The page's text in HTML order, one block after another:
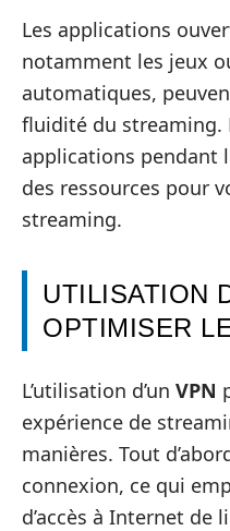
Les applications
notamment les jeux
automatiques,
fluidité du streaming.
applications pendant
des ressources pour
streaming.
UTILISATION
OPTIMISER
L’utilisation d’un VPN
expérience de
manières. Tout
connexion, ce qui
d’accès à Internet de